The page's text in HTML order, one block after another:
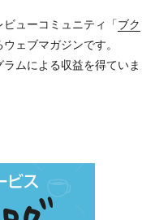
ューコミュニティ「ブク
ェブマガジンです。
ムによる収益を得ていま